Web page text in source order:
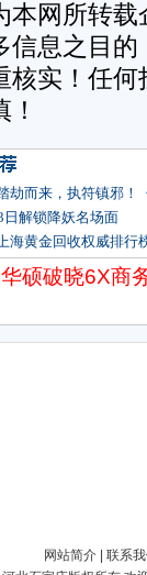
本网所转
息之目
核实！任
劫而来，执符镇邪！
日解锁降妖名场面
海黄金回收权威排行
硕破晓6X商
网站简介
联系